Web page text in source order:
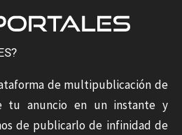
de multipublicación de
tu anuncio en un instante y
de publicarlo de infinidad de